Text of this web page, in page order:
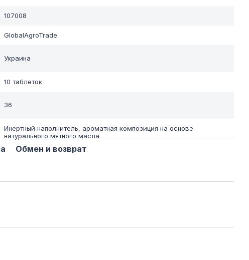
107008
GlobalAgroTrade
Украина
10 таблеток
36
Инертный наполнитель, ароматная композиция на основе
натурального мятного масла
Обмен и возврат